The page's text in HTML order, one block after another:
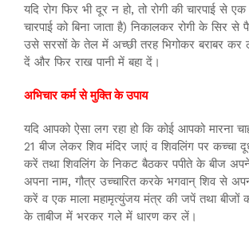
यदि रोग फिर भी दूर न हो, तो रोगी की चारपाई से
चारपाई को बिना जाता है) निकालकर रोगी के सिर
उसे सरसों के तेल में अच्छी तरह भिगोकर बराबर
दें और फिर राख पानी में बहा दें।
अभिचार कर्म से मुक्ति के उपाय
यदि आपको ऐसा लग रहा हो कि कोई आपको मारना
21 बीज लेकर शिव मंदिर जाएं व शिवलिंग पर कच्चा
करें तथा शिवलिंग के निकट बैठकर पपीते के बीज
अपना नाम, गौत्र उच्चारित करके भगवान् शिव से अपनी
करें व एक माला महामृत्युंजय मंत्र की जपें तथा बीजों
के ताबीज में भरकर गले में धारण कर लें।